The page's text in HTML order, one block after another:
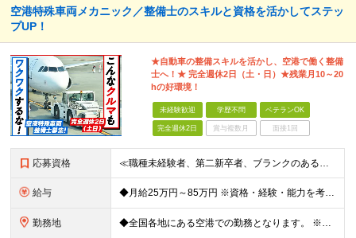
空港特殊車両メカニック／整備士のスキルと資格を活かしてステッ
プUP！
★自動車の整備スキルを活かし、空港で働く整備
士へ！★ 完全週休2日（土・日）★残業月10～20
hの好環境！
未経験歓迎 学歴不問 ベテランOK
完全週休2日 賞与複数月 面接1回
応募資格 ≪職種未経験者、第二新卒者、ブランクのある方歓迎！≫ ◆自動車整備士3級以上の資格をお持ちの方 学歴不問。 ◎自動車整備士資格必須 ◎整備経験者優遇 ※技術サポートが充実しており、経験年数は不問
給与 ◆月給25万円～85万円 ※資格・経験・能力を考慮の上、優遇 ※現年収・年齢・経験・資格・能力等、総合的に考慮し、決定します。 ※自動車整備の実務経験がある方はご相談ください！ ※試用期間有(同待遇/
勤務地 ◆全国各地にある空港での勤務となります。 ※希望を考慮し勤務先を決定いたします。 ※地域により空港内特殊車両の整備を空港外で行なう事もあります。 ★遠方からのご応募も歓迎です。引越など赴任に伴う